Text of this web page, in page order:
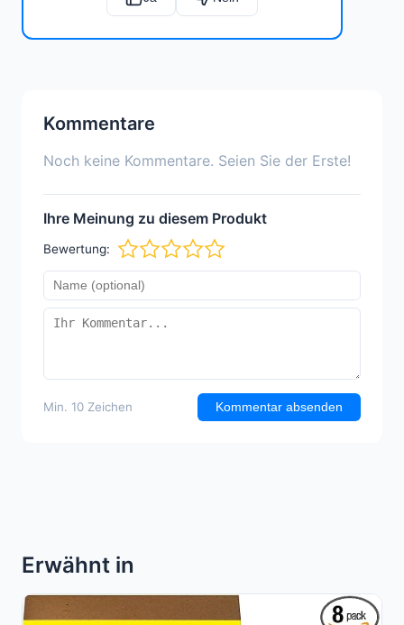
Kommentare
Noch keine Kommentare. Seien Sie der Erste!
Ihre Meinung zu diesem Produkt
Bewertung:
Min. 10 Zeichen Kommentar absenden
Erwähnt in